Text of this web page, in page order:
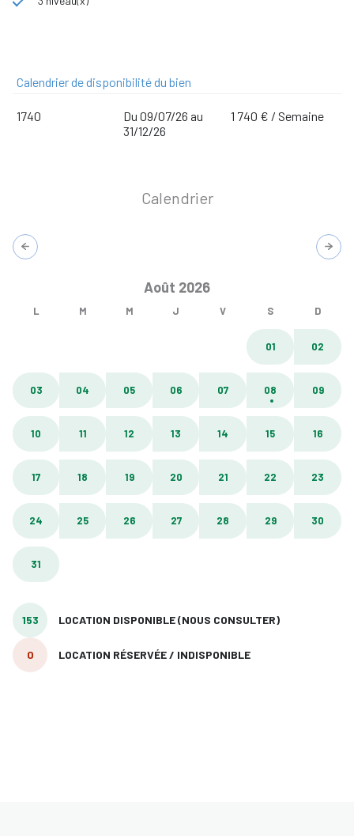
Calendrier de disponibilité du bien
1740
Du 09/07/26 au
31/12/26
1 740 € / Semaine
Calendrier
Août 2026
L M M J V S D
01 02
03 04 05 06 07 08 09
10 11 12 13 14 15 16
17 18 19 20 21 22 23
24 25 26 27 28 29 30
31
153 LOCATION DISPONIBLE (NOUS CONSULTER)
0 LOCATION RÉSERVÉE / INDISPONIBLE